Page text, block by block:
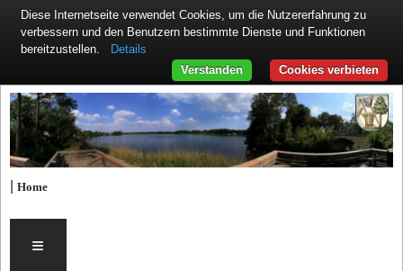
|Home
≡
Diese Internetseite verwendet Cookies, um die Nutzererfahrung zu
verbessern und den Benutzern bestimmte Dienste und Funktionen
bereitzustellen.
Details
Cookies verbieten
Verstanden